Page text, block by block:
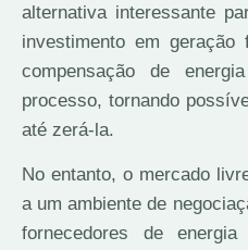
alternativa interessante
investimento em
compensação de
processo, tornando
até zerá-la.
No entanto, o mercado
a um ambiente de
fornecedores de